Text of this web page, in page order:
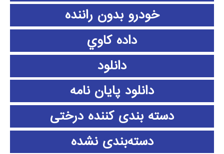
خودرو بدون راننده
داده كاوي
دانلود
دانلود پايان نامه
دسته بندی کننده درختی
دسته‌بندی نشده